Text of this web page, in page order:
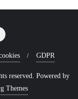
GDPR
reserved. Powered by
Themes